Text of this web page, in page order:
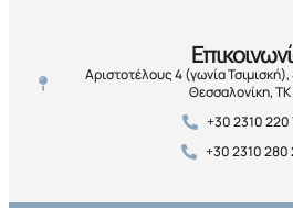
Αριστοτέλους 4 (γωνία
Θεσσαλονίκη,
+30 2310 220
+30 2310 280